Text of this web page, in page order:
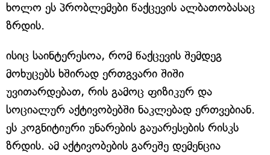
ხოლო ეს პრობლემები წაქცევის ალბათობასაც
ზრდის.
ისიც საინტერესოა, რომ წაქცევის შემდეგ
მოხუცებს ხშირად ერთგვარი შიში
უვითარდებათ, რის გამოც ფიზიკურ და
სოციალურ აქტივობებში ნაკლებად ერთვებიან.
ეს კოგნიტიური უნარების გაუარესების რისკს
ზრდის. ამ აქტივობების გარეშე დემენცია